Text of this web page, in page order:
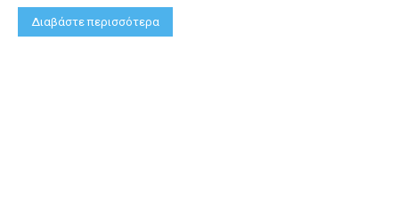
Διαβάστε περισσότερα